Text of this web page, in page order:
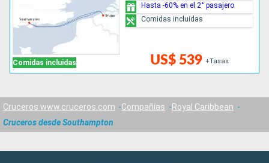
Comidas incluidas US$ 539 +Tasas
Hasta -60% en el 2° pasajero
Comidas incluidas
Cruceros www.cruceros.com Compañías
Royal Caribbean
Cruceros desde Southampton